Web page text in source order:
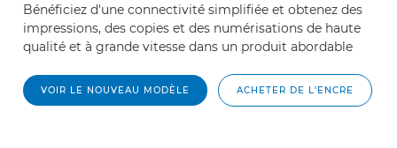
Bénéficiez d'une connectivité simplifiée et obtenez des
impressions, des copies et des numérisations de haute
qualité et à grande vitesse dans un produit abordable
VOIR LE NOUVEAU MODÈLE ACHETER DE L'ENCRE